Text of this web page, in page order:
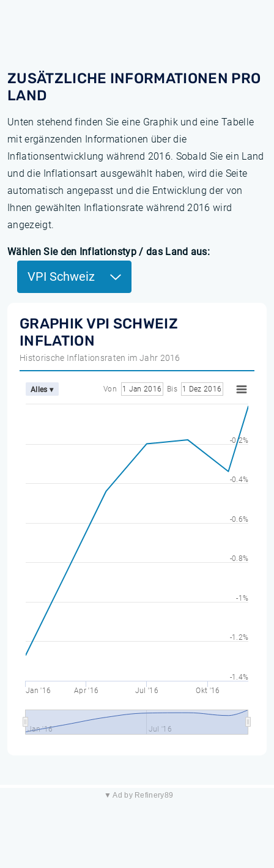
ZUSÄTZLICHE INFORMATIONEN PRO
LAND
Unten stehend finden Sie eine Graphik und eine Tabelle
mit ergänzenden Informationen über die
Inflationsentwicklung während 2016. Sobald Sie ein Land
und die Inflationsart ausgewählt haben, wird die Seite
automatisch angepasst und die Entwicklung der von
Ihnen gewählten Inflationsrate während 2016 wird
angezeigt.
Wählen Sie den Inflationstyp / das Land aus:
VPI Schweiz
GRAPHIK VPI SCHWEIZ
INFLATION
Historische Inflationsraten im Jahr 2016
Alles ▾ Von 1 Jan 2016 Bis 1 Dez 2016
Jan '16 Apr '16 Jul '16 Okt '16
Jan '16 Jul '16
-1.4%
-1.2%
-1%
-0.8%
-0.6%
-0.4%
-0.2%
▼ Ad by Refinery89